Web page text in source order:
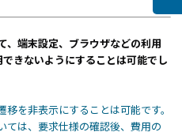
、端末設定、ブラウザなどの利用
きないようにすることは可能でし
を非表示にすることは可能です。
ては、要求仕様の確認後、費用の